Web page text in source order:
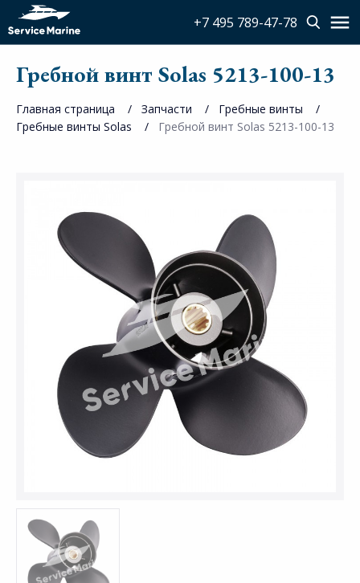
+7 495 789-47-78
Гребной винт Solas 5213-100-13
Главная страница Запчасти
Гребные винты
Гребные винты Solas
Гребной винт Solas 5213-100-13